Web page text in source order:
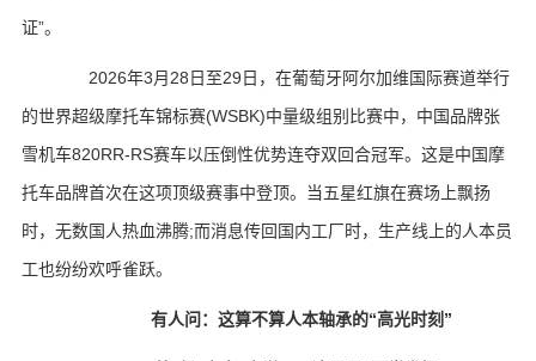
证”。
2026年3月28日至29日，在葡萄牙阿尔加维国际赛道举行
的世界超级摩托车锦标赛(WSBK)中量级组别比赛中，中国品牌张
雪机车820RR-RS赛车以压倒性优势连夺双回合冠军。这是中国摩
托车品牌首次在这项顶级赛事中登顶。当五星红旗在赛场上飘扬
时，无数国人热血沸腾;而消息传回国内工厂时，生产线上的人本员
工也纷纷欢呼雀跃。
有人问：这算不算人本轴承的“高光时刻”